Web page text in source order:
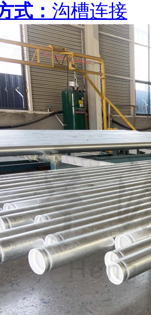
式： 沟槽连接